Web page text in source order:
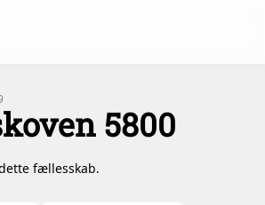
5800
fællesskab.